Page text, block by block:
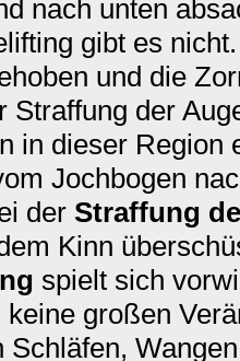
nach unten
gibt es
und die
Straffung der
in dieser Region
Jochbogen
der Straffung
Kinn
spielt sich
großen
Schläfen,